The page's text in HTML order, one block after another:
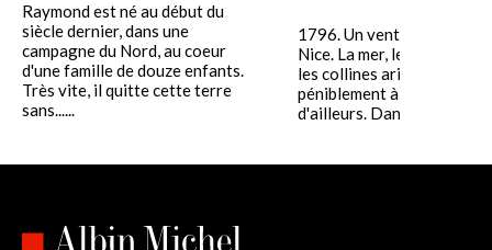
Raymond est né au début du
siècle dernier, dans une
campagne du Nord, au coeur
d'une famille de douze enfants.
Très vite, il quitte cette terre
sans......
1796. Un vent violent
Nice. La mer, les vastes
les collines arides
péniblement à cette force
d'ailleurs. Dans le......